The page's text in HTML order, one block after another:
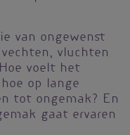
van ongewenst
vluchten
voelt het
op lange
tot ongemak? En
gaat ervaren